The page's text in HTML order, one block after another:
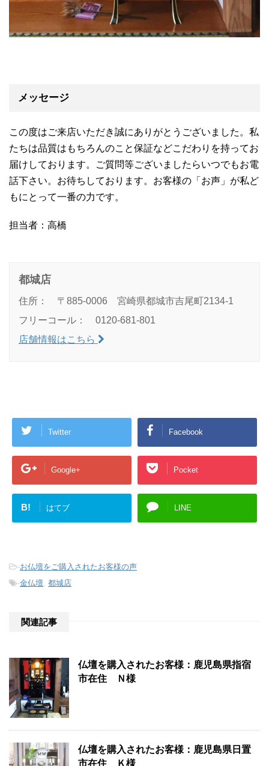
メッセージ
この度はご来店いただき誠にありがとうございました。私
たちは品質はもちろんのこと保証などこだわりを持ってお
届けしております。ご質問等ございましたらいつでもお電
話下さい。お待ちしております。お客様の「お声」が私ど
もにとって一番の力です。
担当者：高橋
都城店
住所： 〒885-0006 宮崎県都城市吉尾町2134-1
フリーコール： 0120-681-801
店舗情報はこちら
Twitter Facebook
Google+ Pocket
B! はてブ LINE
-お仏壇をご購入されたお客様の声
-金仏壇 都城店
関連記事
仏壇を購入されたお客様：鹿児島県指宿
市在住 Ｎ様
仏壇を購入されたお客様：鹿児島県日置
市在住 Ｋ様